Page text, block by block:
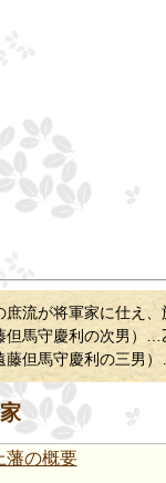
流が将軍家に仕え、
守慶利の次男）…
但馬守慶利の三男）
藩の概要